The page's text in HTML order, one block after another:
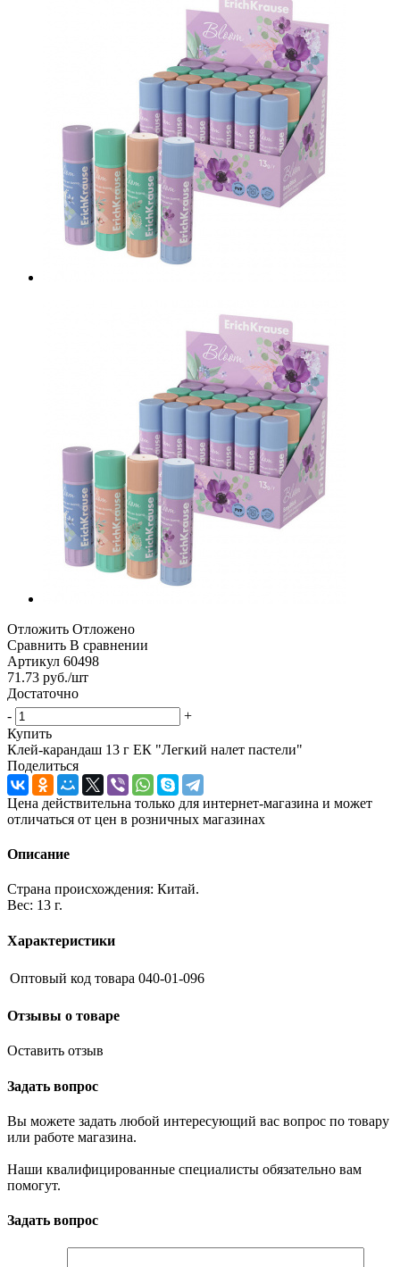
Отложить Отложено
Сравнить В сравнении
Артикул 60498
71.73 руб./шт
Достаточно
-
+
Купить
Клей-карандаш 13 г ЕК "Легкий налет пастели"
Поделиться
Цена действительна только для интернет-магазина и может
отличаться от цен в розничных магазинах
Описание
Страна происхождения: Китай.
Вес: 13 г.
Характеристики
Оптовый код товара 040-01-096
Отзывы о товаре
Оставить отзыв
Задать вопрос
Вы можете задать любой интересующий вас вопрос по товару
или работе магазина.
Наши квалифицированные специалисты обязательно вам
помогут.
Задать вопрос